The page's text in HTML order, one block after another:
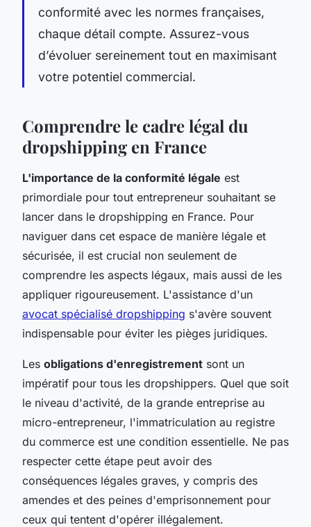
conformité avec les normes françaises,
chaque détail compte. Assurez-vous
d’évoluer sereinement tout en maximisant
votre potentiel commercial.
Comprendre le cadre légal du
dropshipping en France
L'importance de la conformité légale est
primordiale pour tout entrepreneur souhaitant se
lancer dans le dropshipping en France. Pour
naviguer dans cet espace de manière légale et
sécurisée, il est crucial non seulement de
comprendre les aspects légaux, mais aussi de les
appliquer rigoureusement. L'assistance d'un
avocat spécialisé dropshipping s'avère souvent
indispensable pour éviter les pièges juridiques.
Les obligations d'enregistrement sont un
impératif pour tous les dropshippers. Quel que soit
le niveau d'activité, de la grande entreprise au
micro-entrepreneur, l'immatriculation au registre
du commerce est une condition essentielle. Ne pas
respecter cette étape peut avoir des
conséquences légales graves, y compris des
amendes et des peines d'emprisonnement pour
ceux qui tentent d'opérer illégalement.